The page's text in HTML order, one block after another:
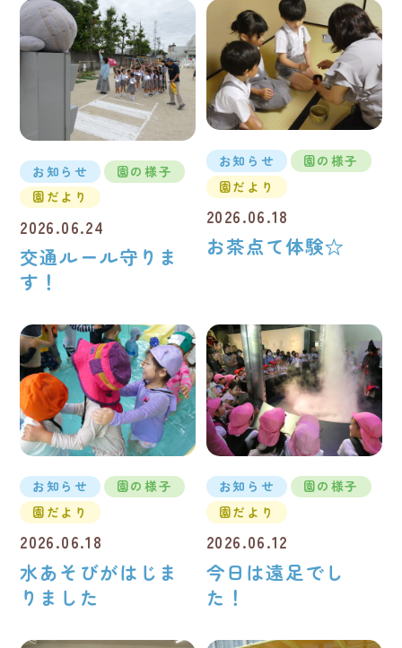
お知らせ
園の様子
園だより
2026.06.24
交通ルール守りま
す！
お知らせ
園の様子
園だより
2026.06.18
お茶点て体験☆
お知らせ
園の様子
園だより
2026.06.18
水あそびがはじま
りました
お知らせ
園の様子
園だより
2026.06.12
今日は遠足でし
た！